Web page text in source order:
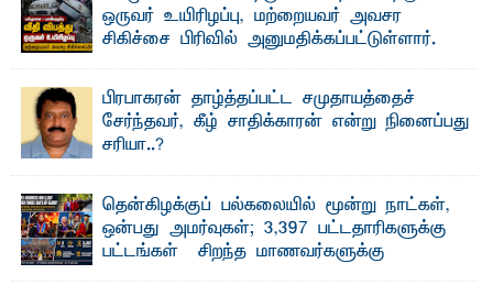
பீடத்தின் புவியியல் துறையினால் ...
ஒருவர் உயிரிழப்பு, மற்றையவர் அவசர
சிகிச்சை பிரிவில் அனுமதிக்கப்பட்டுள்ளார்.
பாண்டிருப்பு ...பிரபாகரன் தாழ்த்தப்பட்ட சமுதாயத்தைச்
சேர்ந்தவர், கீழ் சாதிக்காரன் என்று நினைப்பது
சரியா..?
தென்கிழக்குப் பல்கலையில் மூன்று நாட்கள்,
ஒன்பது அமர்வுகள்; 3,397 பட்டதாரிகளுக்கு
பட்டங்கள் – சிறந்த மாணவர்களுக்கு